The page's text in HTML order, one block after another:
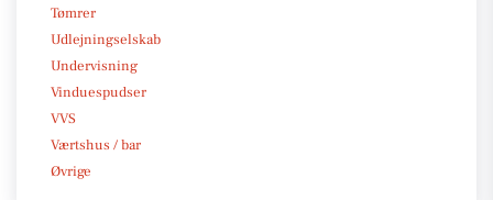
Tømrer
Udlejningselskab
Undervisning
Vinduespudser
VVS
Værtshus / bar
Øvrige